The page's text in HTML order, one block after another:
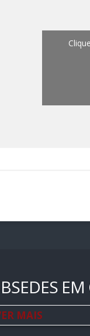
EM
MAIS